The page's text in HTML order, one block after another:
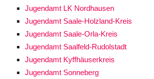
Jugendamt LK Nordhausen
Jugendamt Saale-Holzland-Kreis
Jugendamt Saale-Orla-Kreis
Jugendamt Saalfeld-Rudolstadt
Jugendamt Kyffhäuserkreis
Jugendamt Sonneberg